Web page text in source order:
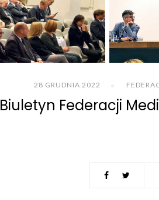
28 GRUDNIA 2022
Biuletyn Federacji